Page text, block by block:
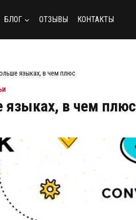
БЛОГ ОТЗЫВЫ КОНТАКТЫ
языках, в чем плюс
языках, в чем плюс